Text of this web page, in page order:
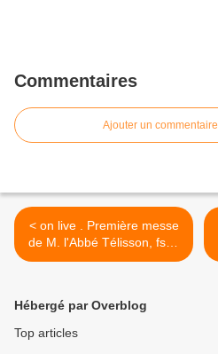
Commentaires
Ajouter un commentaire
< on live . Première messe
de M. l'Abbé Télisson, fssp
- messe de ste
Hébergé par Overblog
Top articles